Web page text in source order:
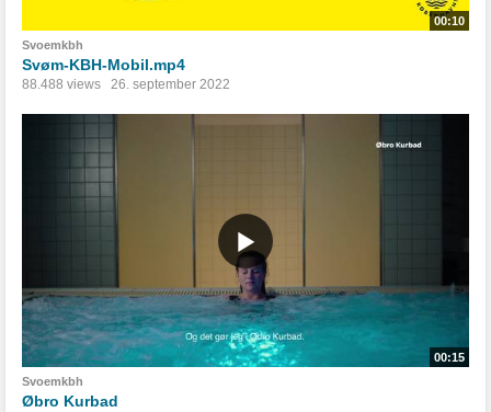
00:10
Svoemkbh
Svøm-KBH-Mobil.mp4
88.488 views 26. september 2022
00:15
Svoemkbh
Øbro Kurbad